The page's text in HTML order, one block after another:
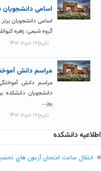
اسامی دانشجویان
اسامی دانشجویان
گروه شیمی: زهره
تاریخ۱۷ خرداد ۱۴۰۱
مراسم دانش
مراسم دانش
دانشجویان دانشکده
روز...
تاریخ۱۷ خرداد ۱۴۰۱
اطلاعیه دانشکده
انتقال ساعت امتحان آزمون هاي